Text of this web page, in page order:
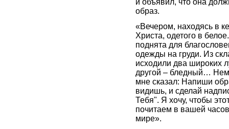
и объявил, что она
образ.
«Вечером, находясь в
Христа, одетого в
поднята для
одежды на груди. Из
исходили два широких
другой – бледный…
мне сказал: Напиши
видишь, и сделай
Тебя". Я хочу, чтобы
почитаем в вашей
мире».